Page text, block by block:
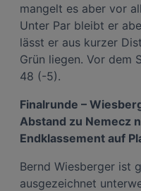
mangelt es aber vor
Unter Par bleibt er
lässt er aus kurzer
Grün liegen. Vor dem
48 (-5).
Finalrunde –
Abstand zu Nemecz
Endklassement auf
Bernd Wiesberger ist
ausgezeichnet